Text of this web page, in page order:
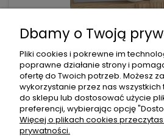
Kantar z futerkiem dla
regulowany, pomarańczowy
69,00 zł
Dbamy o Twoją
Pliki cookies i pokrewne im
poprawne działanie strony i
ofertę do Twoich potrzeb. Możesz
wykorzystanie przez nas
do sklepu lub dostosować użycie
preferencji, wybierając opcję
Więcej o plikach cookies
prywatności.